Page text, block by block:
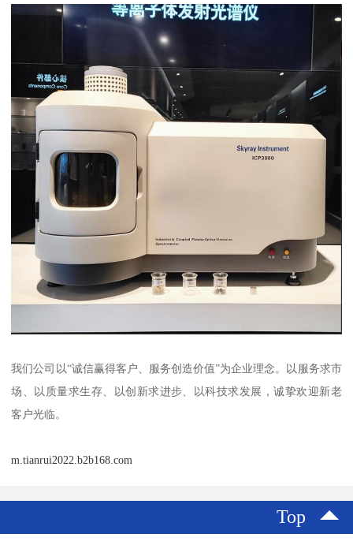
我们公司以“诚信赢得客户、服务创造价值”为企业理念。以服务求市
场、以质量求生存、以创新求进步、以科技求发展，诚挚欢迎新老
客户光临。
m.tianrui2022.b2b168.com
Top